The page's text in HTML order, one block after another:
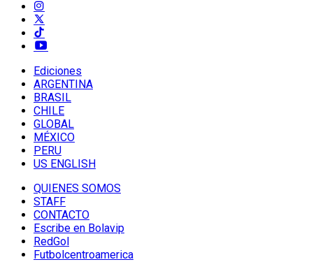
Ediciones
ARGENTINA
BRASIL
CHILE
GLOBAL
MÉXICO
PERU
US ENGLISH
QUIENES SOMOS
STAFF
CONTACTO
Escribe en Bolavip
RedGol
Futbolcentroamerica